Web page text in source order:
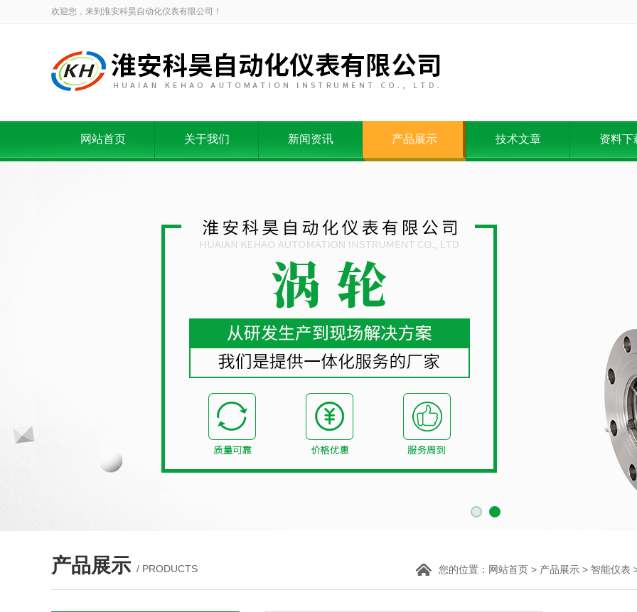
欢迎您，来到淮安科昊自动化仪表有限公司！
网站首页 关于我们 新闻资讯 产品展示 技术文章 资料下
产品展示 / PRODUCTS 您的位置： 网站首页 > 产品展示 > 智能仪表